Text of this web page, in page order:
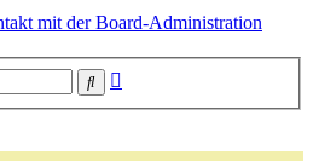
mit der Board-Administration
Suche